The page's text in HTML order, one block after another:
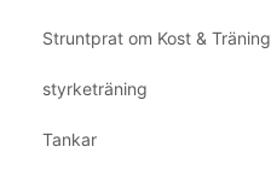
Struntprat om Kost & Träning
styrketräning
Tankar